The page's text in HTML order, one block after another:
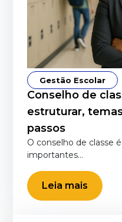
Gestão Escolar
Conselho de
estruturar,
passos
O conselho de classe
importantes…
Leia mais